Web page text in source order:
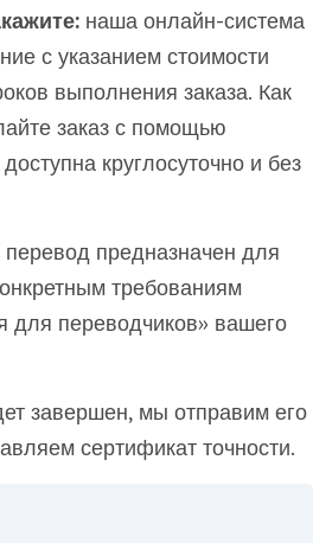
наша онлайн-система
с указанием стоимости
выполнения заказа. Как
заказ с помощью
круглосуточно и без
предназначен для
требованиям
для переводчиков» вашего
завершен, мы отправим его
сертификат точности.